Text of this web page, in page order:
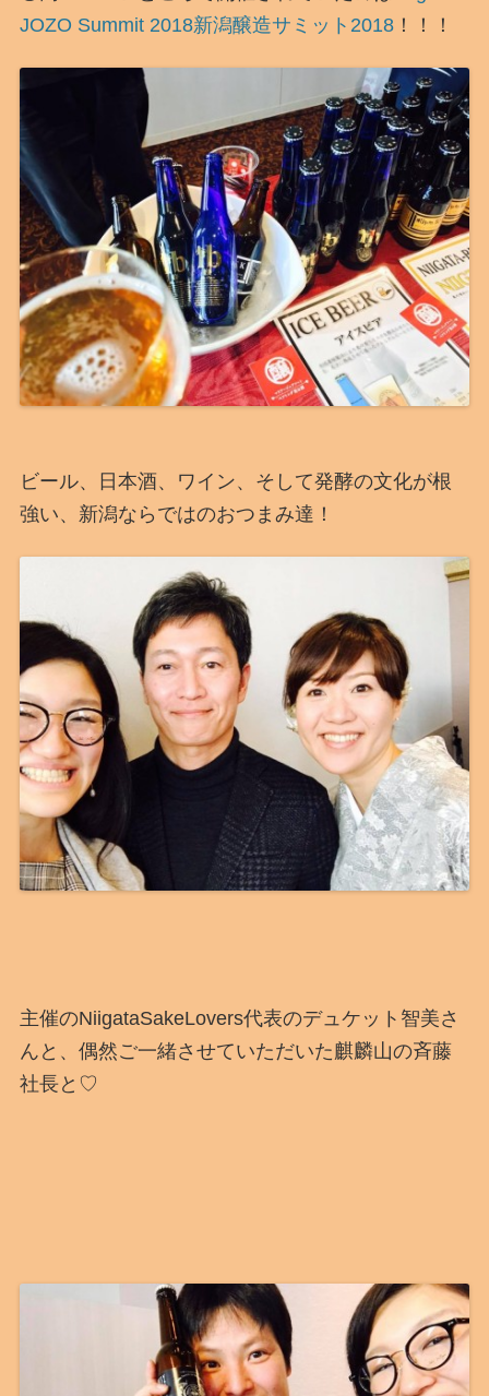
JOZO Summit 2018新潟醸造サミット2018！！！
ビール、日本酒、ワイン、そして発酵の文化が根
強い、新潟ならではのおつまみ達！
主催のNiigataSakeLovers代表のデュケット智美さ
んと、偶然ご一緒させていただいた麒麟山の斉藤
社長と♡